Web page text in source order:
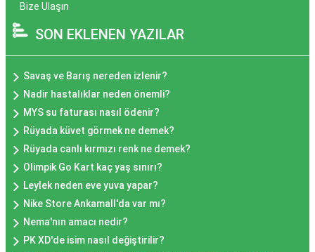
Bize Ulaşın
SON EKLENEN YAZILAR
Savaş ve Barış nereden izlenir?
Nadir hastalıklar neden önemli?
MYS su faturası nasıl ödenir?
Rüyada küvet görmek ne demek?
Rüyada canlı kırmızı renk ne demek?
Olimpik Go Kart kaç yaş sınırı?
Leylek neden eve yuva yapar?
Nike Store Ankamall'da var mı?
Nema'nın amacı nedir?
PK XD'de isim nasıl değiştirilir?